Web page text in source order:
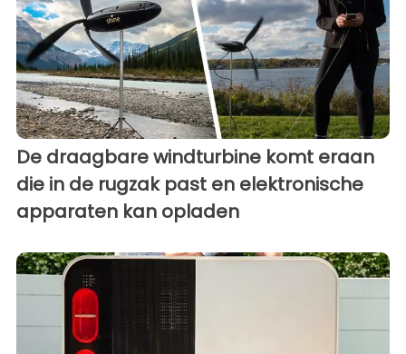
De draagbare windturbine komt eraan
die in de rugzak past en elektronische
apparaten kan opladen